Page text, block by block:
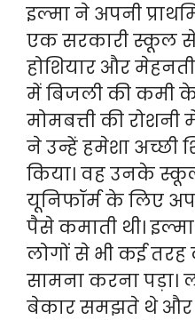
इल्मा ने अपनी
एक सरकारी स्कूल
होशियार और मेहनती
में बिजली की कमी
मोमबत्ती की रोशनी
ने उन्हें हमेशा अच्छी
किया। वह उनके
यूनिफॉर्म के लिए
पैसे कमाती थी।
लोगों से भी कई तरह
सामना करना पड़ा।
बेकार समझते थे और